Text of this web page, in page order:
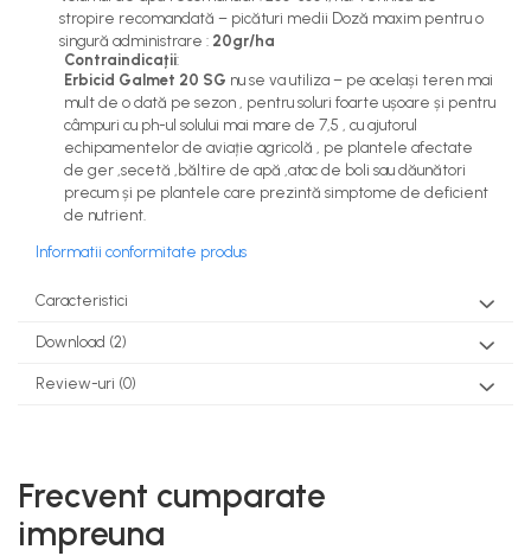
stropire recomandată – picături medii Doză maxim pentru o
singură administrare : 20gr/ha
Contraindicații:
Erbicid Galmet 20 SG nu se va utiliza – pe același teren mai
mult de o dată pe sezon , pentru soluri foarte ușoare și pentru
câmpuri cu ph-ul solului mai mare de 7,5 , cu ajutorul
echipamentelor de aviație agricolă , pe plantele afectate
de ger ,secetă ,băltire de apă ,atac de boli sau dăunători
precum și pe plantele care prezintă simptome de deficient
de nutrient.
Informatii conformitate produs
Caracteristici
Download (2)
Review-uri (0)
Frecvent cumparate
impreuna